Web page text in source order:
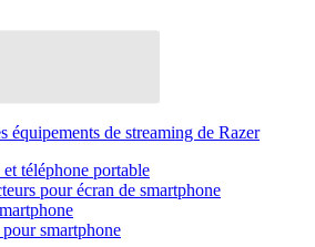
équipements de streaming de Razer
et téléphone portable
pour écran de smartphone
smartphone